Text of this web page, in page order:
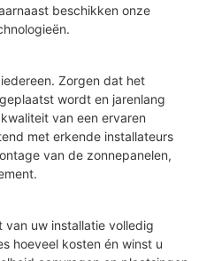
beschikken onze
Zorgen dat het
wordt en jarenlang
van een ervaren
met erkende installateurs
van de zonnepanelen,
van uw installatie volledig
hoeveel kosten én winst u